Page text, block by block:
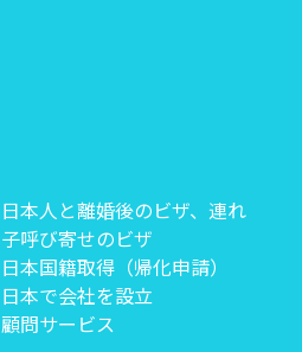
日本人と離婚後のビザ、連れ
子呼び寄せのビザ
日本国籍取得（帰化申請）
日本で会社を設立
顧問サービス